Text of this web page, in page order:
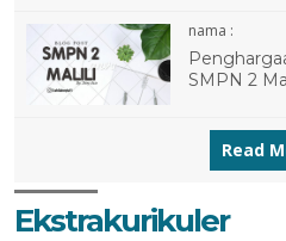
nama :
SMPN 2
Read
Ekstrakurikuler